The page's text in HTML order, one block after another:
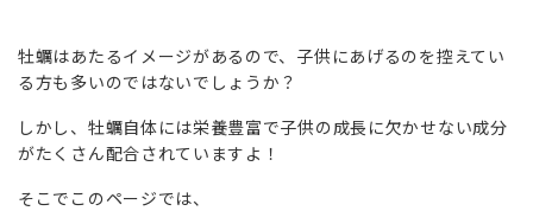
牡蠣はあたるイメージがあるので、子供にあげるのを控えてい
る方も多いのではないでしょうか？
しかし、牡蠣自体には栄養豊富で子供の成長に欠かせない成分
がたくさん配合されていますよ！
そこでこのページでは、